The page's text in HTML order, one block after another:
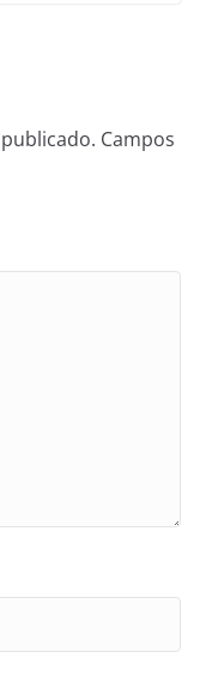
Campos